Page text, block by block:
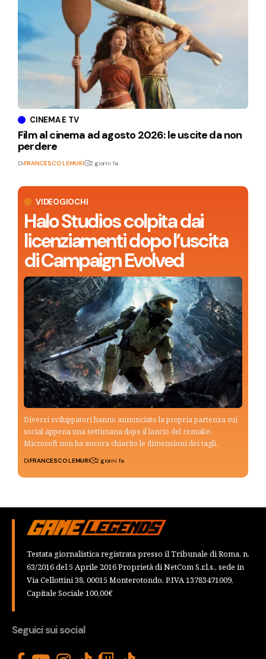
VIDEOGIOCHI
Halo Studios colpita dai
licenziamenti dopo l’uscita
di Campaign Evolved
Diversi sviluppatori hanno annunciato la propria partenza sui
social appena una settimana dopo il lancio del remake.
Microsoft non ha ancora chiarito le dimensioni dei tagli.
DiFRANCESCO LEMURI 2 giorni fa
CINEMA E TV
Film al cinema ad agosto 2026: le uscite da non
perdere
DiFRANCESCO LEMURI 2 giorni fa
Testata giornalistica registrata presso il Tribunale di Roma, n.
63/2016 del 5 Aprile 2016 Proprietà di NetCom S.r.l.s., sede in
Via Cellottini 38, 00015 Monterotondo, P.IVA 13783471009,
Capitale Sociale 100,00€
Seguici sui social